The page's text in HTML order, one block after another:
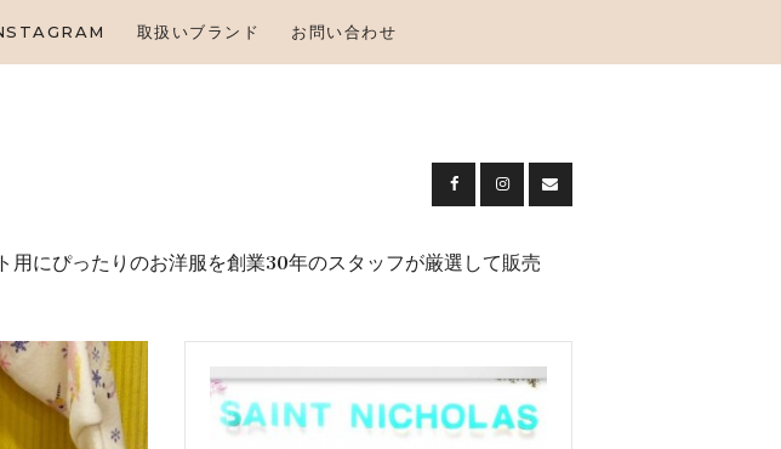
取扱いブランド お問い合わせ
にぴったりのお洋服を創業30年のスタッフが厳選して販売